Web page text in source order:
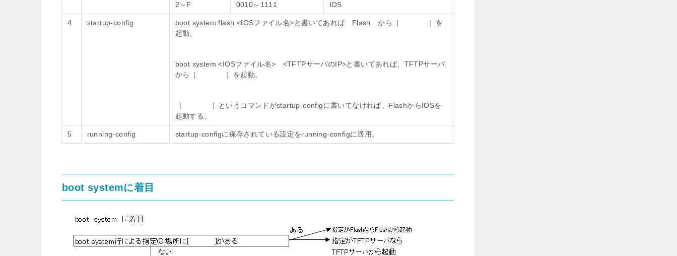
2～F 0010～1111 IOS
4 startup-config
boot system flash <IOSファイル名>と書いてあれば Flash から［ ］を
起動。
boot system <IOSファイル名> <TFTPサーバのIP>と書いてあれば、TFTPサーバ
から［ ］を起動。
［ ］というコマンドがstartup-configに書いてなければ、FlashからIOSを
起動する。
5 running-config startup-configに保存されている設定をrunning-configに適用。
boot systemに着目